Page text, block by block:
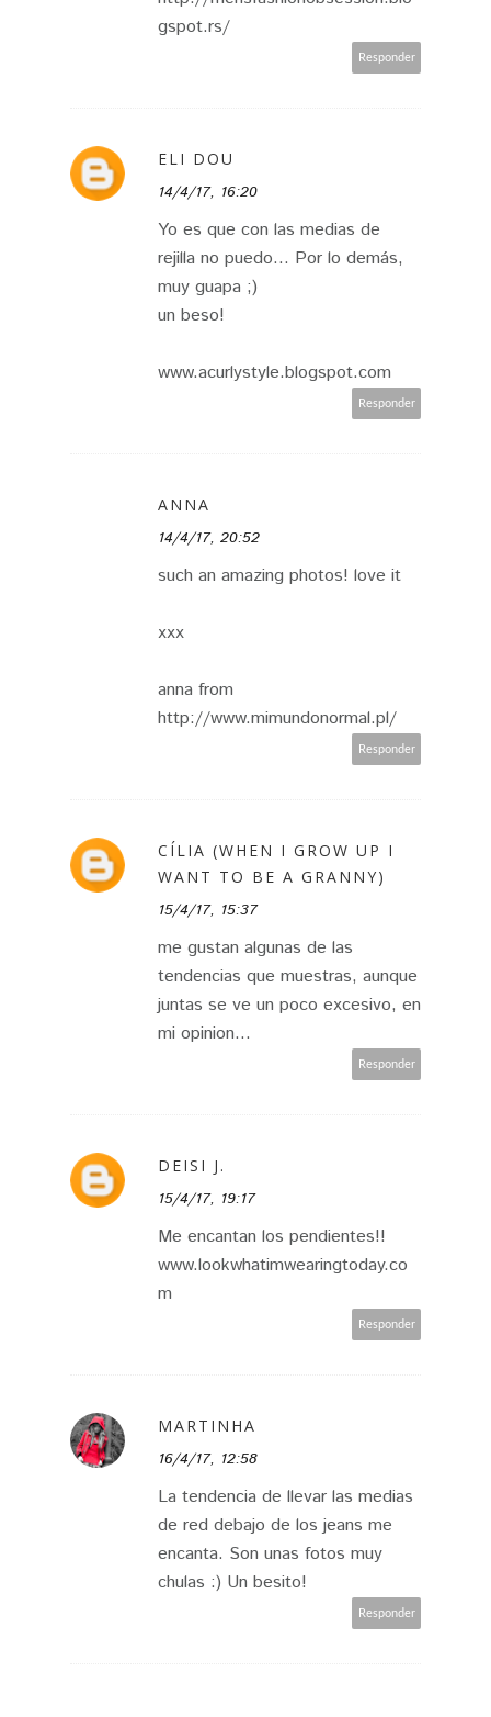
gspot.rs/
Responder
ELI DOU
14/4/17, 16:20
Yo es que con las medias de
rejilla no puedo... Por lo demás,
muy guapa ;)
un beso!
www.acurlystyle.blogspot.com
Responder
ANNA
14/4/17, 20:52
such an amazing photos! love it
xxx
anna from
http://www.mimundonormal.pl/
Responder
CÍLIA (WHEN I GROW UP I
WANT TO BE A GRANNY)
15/4/17, 15:37
me gustan algunas de las
tendencias que muestras, aunque
juntas se ve un poco excesivo, en
mi opinion...
Responder
DEISI J.
15/4/17, 19:17
Me encantan los pendientes!!
www.lookwhatimwearingtoday.co
m
Responder
MARTINHA
16/4/17, 12:58
La tendencia de llevar las medias
de red debajo de los jeans me
encanta. Son unas fotos muy
chulas :) Un besito!
Responder